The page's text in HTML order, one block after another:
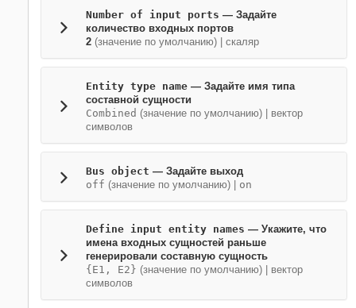
Number of input ports — Задайте
количество входных портов
2 (значение по умолчанию) | скаляр
Entity type name — Задайте имя типа
составной сущности
Combined (значение по умолчанию) | вектор
символов
Bus object — Задайте выход
off (значение по умолчанию) | on
Define input entity names — Укажите, что
имена входных сущностей раньше
генерировали составную сущность
{E1, E2} (значение по умолчанию) | вектор
символов